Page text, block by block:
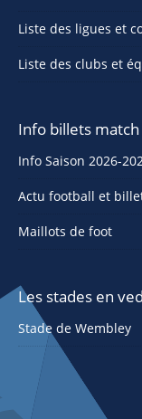
Liste des ligues et
Liste des clubs et
Info billets
Info Saison 2026-
Actu football et
Maillots de foot
Les stades en
Stade de Wembley